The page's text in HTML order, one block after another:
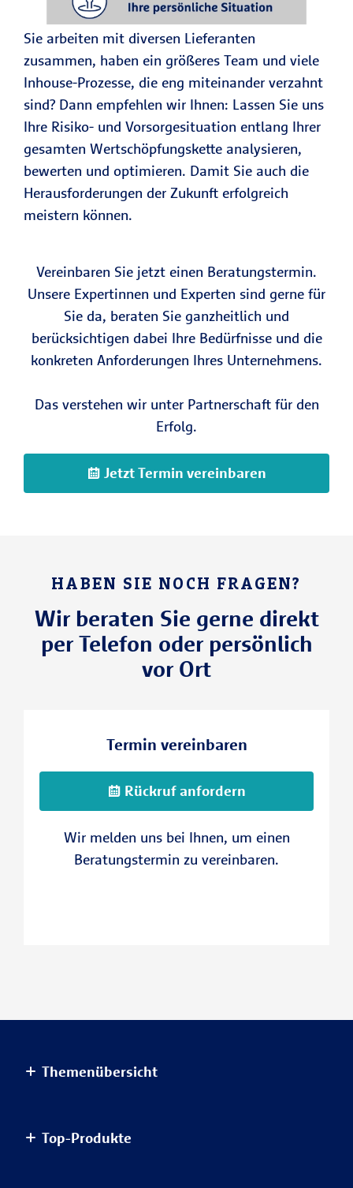
Sie arbeiten mit diversen Lieferanten
zusammen, haben ein größeres Team und viele
Inhouse-Prozesse, die eng miteinander verzahnt
sind? Dann empfehlen wir Ihnen: Lassen Sie uns
Ihre Risiko- und Vorsorgesituation entlang Ihrer
gesamten Wertschöpfungskette analysieren,
bewerten und optimieren. Damit Sie auch die
Herausforderungen der Zukunft erfolgreich
meistern können.
Vereinbaren Sie jetzt einen Beratungstermin.
Unsere Expertinnen und Experten sind gerne für
Sie da, beraten Sie ganzheitlich und
berücksichtigen dabei Ihre Bedürfnisse und die
konkreten Anforderungen Ihres Unternehmens.
Das verstehen wir unter Partnerschaft für den
Erfolg.
Jetzt Termin vereinbaren
HABEN SIE NOCH FRAGEN?
Wir beraten Sie gerne direkt
per Telefon oder persönlich
vor Ort
Termin vereinbaren
Rückruf anfordern
Wir melden uns bei Ihnen, um einen
Beratungstermin zu vereinbaren.
Themenübersicht
Haus & Wohnung
Top-Produkte